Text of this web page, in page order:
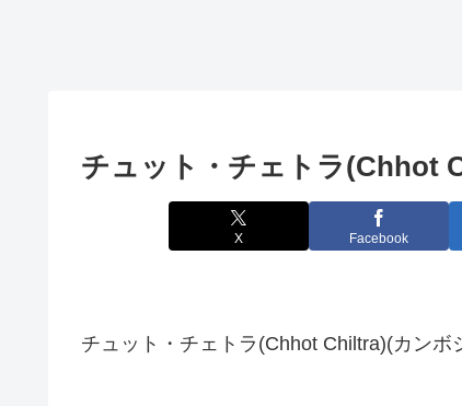
チュット・チェトラ(Chhot
X Facebook
チュット・チェトラ(Chhot Chiltra)(カンボ